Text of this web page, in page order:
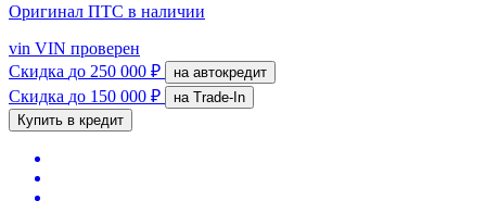
Оригинал ПТС в наличии
vin VIN проверен
Скидка до 250 000 ₽ на автокредит
Скидка до 150 000 ₽
на Trade-In
Купить в кредит